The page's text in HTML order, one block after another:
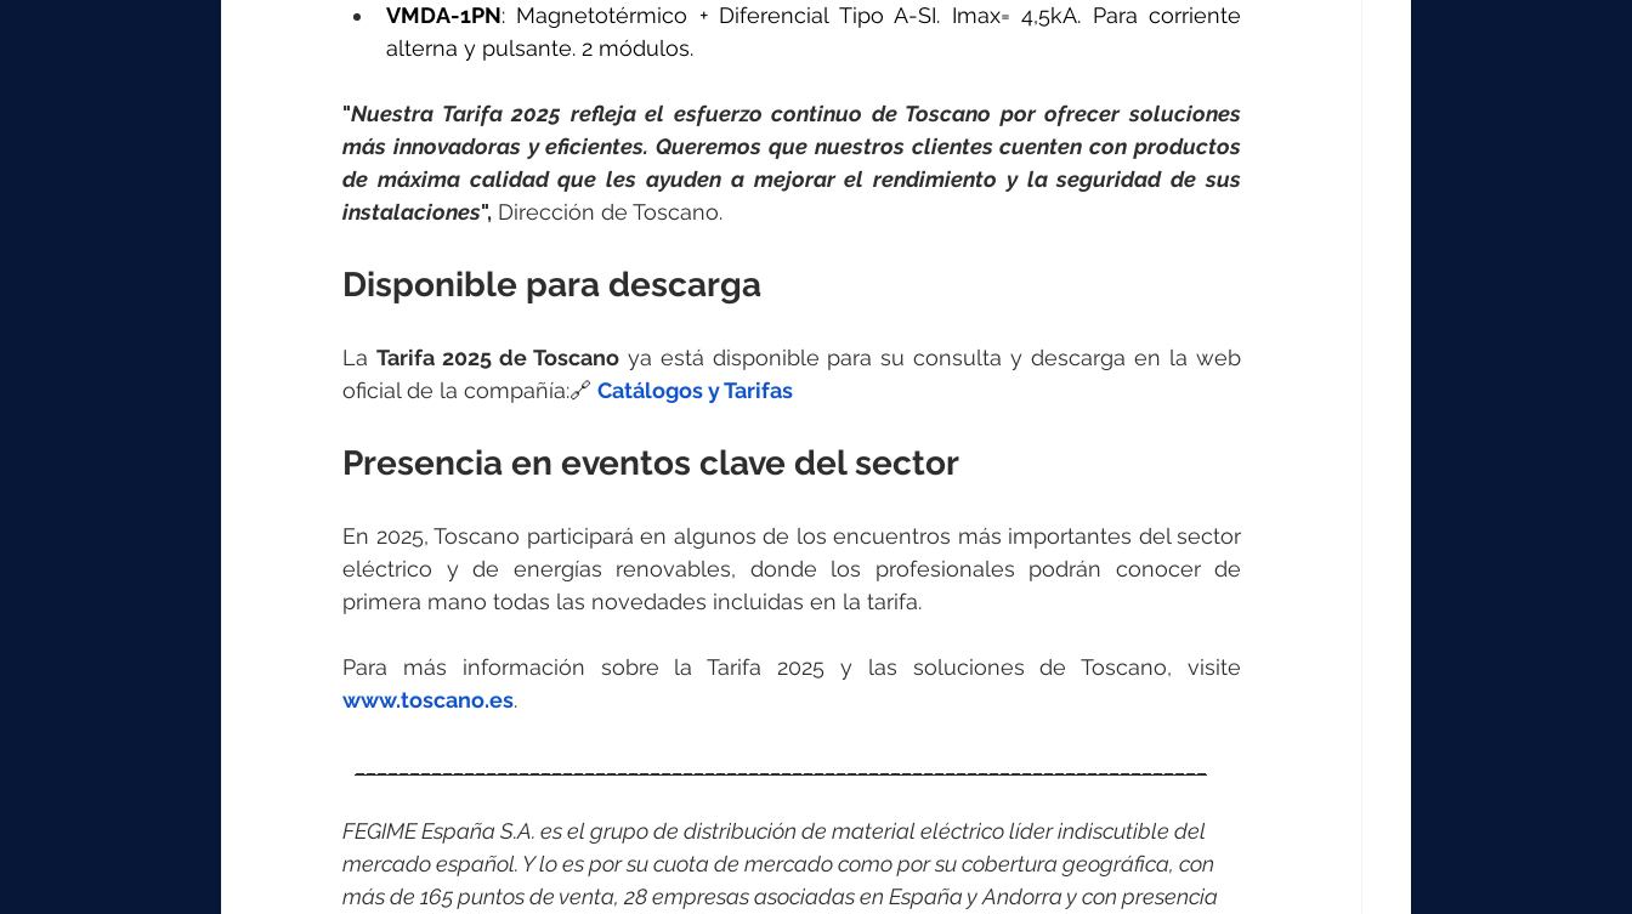
VMDA-1PN: Magnetotérmico + Diferencial Tipo A-SI. Imax= 4,5kA. Para corriente
alterna y pulsante. 2 módulos.
"Nuestra Tarifa 2025 refleja el esfuerzo continuo de Toscano por ofrecer soluciones
más innovadoras y eficientes. Queremos que nuestros clientes cuenten con productos
de máxima calidad que les ayuden a mejorar el rendimiento y la seguridad de sus
instalaciones", Dirección de Toscano.
Disponible para descarga
La Tarifa 2025 de Toscano ya está disponible para su consulta y descarga en la web
oficial de la compañía:🔗 Catálogos y Tarifas
Presencia en eventos clave del sector
En 2025, Toscano participará en algunos de los encuentros más importantes del sector
eléctrico y de energías renovables, donde los profesionales podrán conocer de
primera mano todas las novedades incluidas en la tarifa.
Para más información sobre la Tarifa 2025 y las soluciones de Toscano, visite
www.toscano.es.
FEGIME España S.A. es el grupo de distribución de material eléctrico líder indiscutible del
mercado español. Y lo es por su cuota de mercado como por su cobertura geográfica, con
más de 165 puntos de venta, 28 empresas asociadas en España y Andorra y con presencia